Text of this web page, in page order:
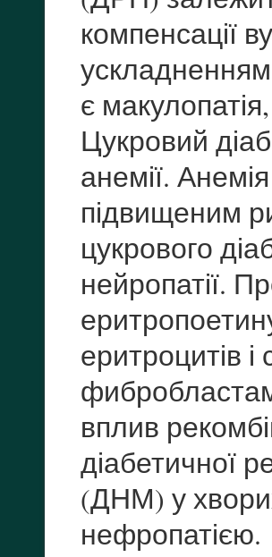
компенсації
ускладненням
є
Цукровий
анемії.
підвищеним
цукрового
нейропатії.
еритроцитів
вплив
діабетичної
(ДНМ) у
нефропатією.